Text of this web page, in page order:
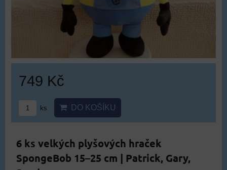
749 Kč
ks DO KOŠÍKU
6 ks velkých plyšových hraček
SpongeBob 15–25 cm | Patrick, Gary,